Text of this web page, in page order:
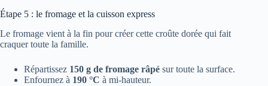
Étape 5 : le fromage et la cuisson express
Le fromage vient à la fin pour créer cette croûte dorée qui fait
craquer toute la famille.
Répartissez 150 g de fromage râpé sur toute la surface.
Enfournez à 190 °C à mi-hauteur.